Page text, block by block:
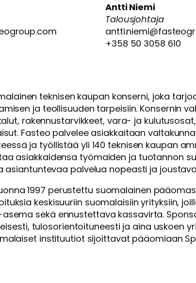
Antti Niemi
Talousjohtaja
+358 50 3058 610
teknisen kaupan konserni, joka
ja teollisuuden tarpeisiin. Konsernin
rakennustarvikkeet, vara- ja
Fasteo palvelee asiakkaitaan
ja työllistää yli 140 teknisen kaupan
asiakkaidensa työmaiden ja tuotannon
asiantuntevaa palvelua nopeasti ja
1997 perustettu suomalainen
keskisuuriin suomalaisiin yrityksiin,
sekä ennustettava kassavirta.
tulosorientoituneesti ja aina uskoen
instituutiot sijoittavat pääomiaan